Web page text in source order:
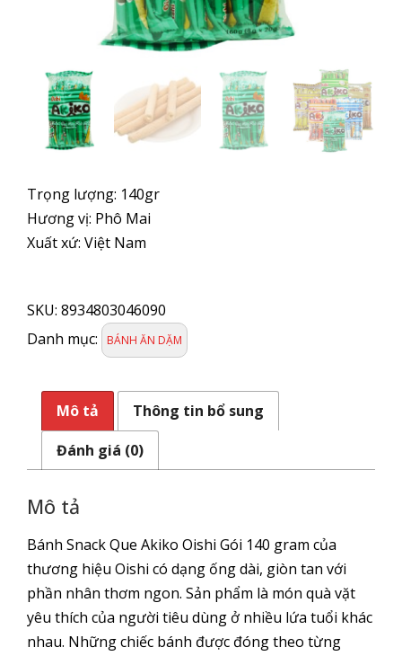
Trọng lượng: 140gr
Hương vị: Phô Mai
Xuất xứ: Việt Nam
AKIKO
Vị
140
gram
số
lượng
SKU: 8934803046090
Danh mục:
BÁNH ĂN DẶM
Mô tả
Thông tin bổ sung
Đánh giá (0)
Mô tả
Bánh Snack Que Akiko Oishi Gói 140 gram của
thương hiệu Oishi có dạng ống dài, giòn tan với
phần nhân thơm ngon. Sản phẩm là món quà vặt
yêu thích của người tiêu dùng ở nhiều lứa tuổi khác
nhau. Những chiếc bánh được đóng theo từng